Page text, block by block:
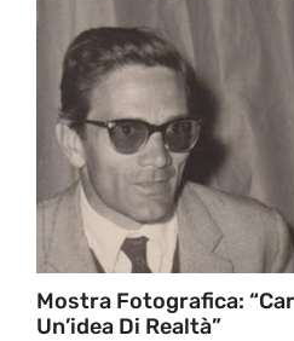
Mostra Fotografica:
Un’idea Di Realtà”